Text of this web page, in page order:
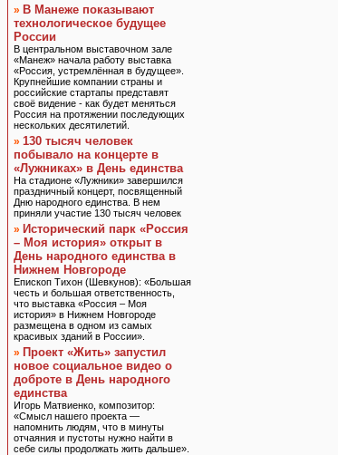
» В Манеже показывают
технологическое будущее
России
В центральном выставочном зале
«Манеж» начала работу выставка
«Россия, устремлённая в будущее».
Крупнейшие компании страны и
российские стартапы представят
своё видение - как будет меняться
Россия на протяжении последующих
нескольких десятилетий.
» 130 тысяч человек
побывало на концерте в
«Лужниках» в День единства
На стадионе «Лужники» завершился
праздничный концерт, посвященный
Дню народного единства. В нем
приняли участие 130 тысяч человек
» Исторический парк «Россия
– Моя история» открыт в
День народного единства в
Нижнем Новгороде
Епископ Тихон (Шевкунов): «Большая
честь и большая ответственность,
что выставка «Россия – Моя
история» в Нижнем Новгороде
размещена в одном из самых
красивых зданий в России».
» Проект «Жить» запустил
новое социальное видео о
доброте в День народного
единства
Игорь Матвиенко, композитор:
«Смысл нашего проекта —
напомнить людям, что в минуты
отчаяния и пустоты нужно найти в
себе силы продолжать жить дальше».